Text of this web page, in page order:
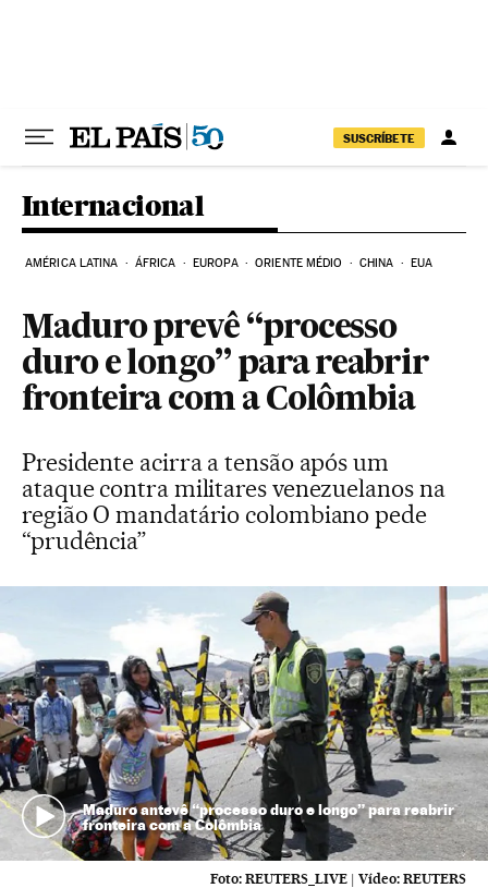
SUSCRÍBETE
Internacional
AMÉRICA LATINA ÁFRICA EUROPA ORIENTE MÉDIO CHINA EUA
Maduro prevê “processo
duro e longo” para reabrir
fronteira com a Colômbia
Presidente acirra a tensão após um
ataque contra militares venezuelanos na
região O mandatário colombiano pede
“prudência”
Maduro antevê “processo duro e longo” para reabrir
fronteira com a Colômbia
Foto: REUTERS_LIVE | Vídeo: REUTERS